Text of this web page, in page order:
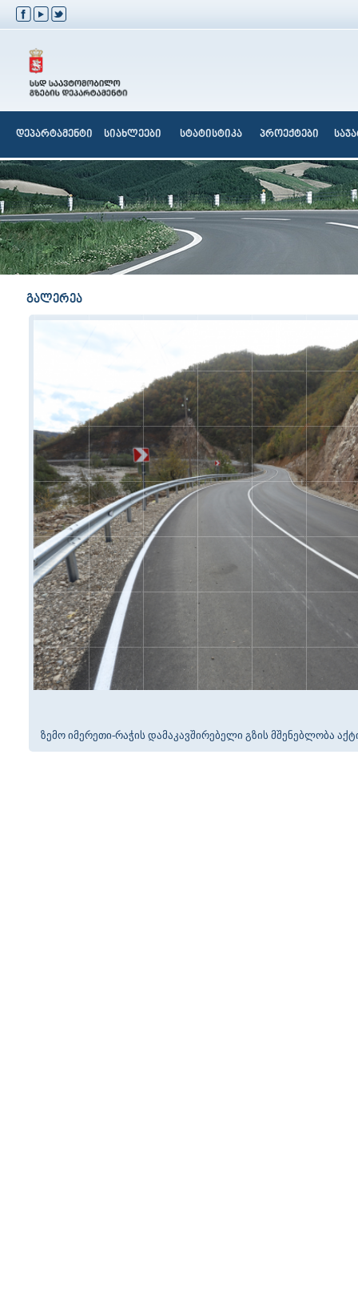
დეპარტამენტი სიახლეები სტატისტიკა პროექტები
გალერეა
ზემო იმერეთი-რაჭის დამაკავშირებელი გზის მშენებლობა